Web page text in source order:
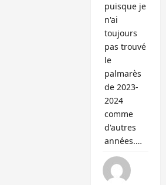
puisque je
n'ai
toujours
pas trouvé
le
palmarès
de 2023-
2024
comme
d'autres
années.…